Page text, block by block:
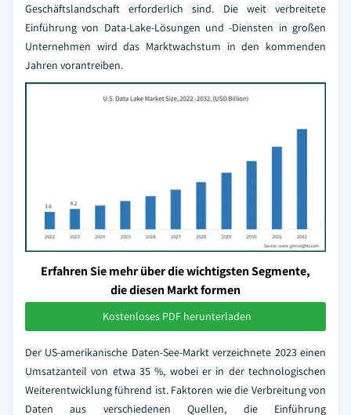
Geschäftslandschaft erforderlich sind. Die weit verbreitete
Einführung von Data-Lake-Lösungen und -Diensten in großen
Unternehmen wird das Marktwachstum in den kommenden
Jahren vorantreiben.
Erfahren Sie mehr über die wichtigsten Segmente,
die diesen Markt formen
Kostenloses PDF herunterladen
Der US-amerikanische Daten-See-Markt verzeichnete 2023 einen
Umsatzanteil von etwa 35 %, wobei er in der technologischen
Weiterentwicklung führend ist. Faktoren wie die Verbreitung von
Daten aus verschiedenen Quellen, die Einführung